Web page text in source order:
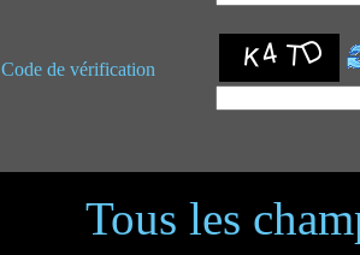
Code de vérification
Tous les